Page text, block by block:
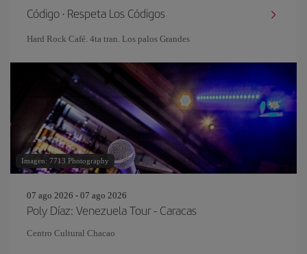
Código · Respeta Los Códigos
Hard Rock Café. 4ta tran. Los palos Grandes
Imagen: 7713 Photography
07 ago 2026 - 07 ago 2026
Poly Díaz: Venezuela Tour - Caracas
Centro Cultural Chacao